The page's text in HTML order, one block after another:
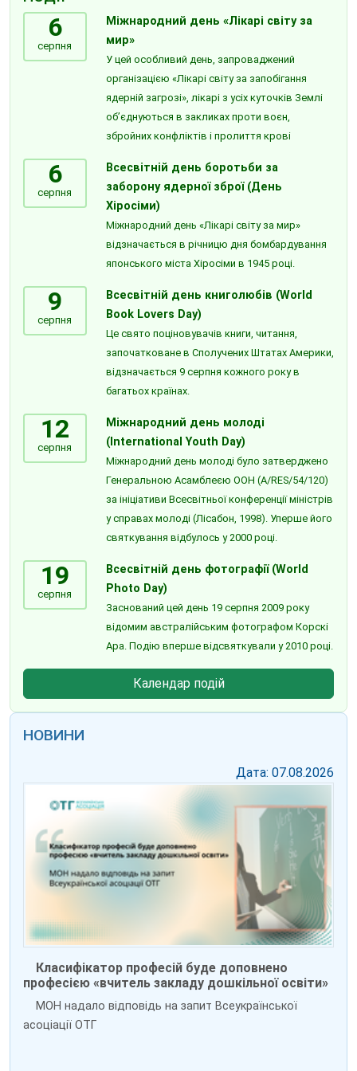
6
серпня
Міжнародний день «Лікарі світу за
мир»
У цей особливий день, запроваджений
організацією «Лікарі світу за запобігання
ядерній загрозі», лікарі з усіх куточків Землі
об’єднуються в закликах проти воєн,
збройних конфліктів і пролиття крові
6
серпня
Всесвітній день боротьби за
заборону ядерної зброї (День
Хіросіми)
Міжнародний день «Лікарі світу за мир»
відзначається в річницю дня бомбардування
японського міста Хіросіми в 1945 році.
9
серпня
Всесвітній день книголюбів (World
Book Lovers Day)
Це свято поціновувачів книги, читання,
започатковане в Сполучених Штатах Америки,
відзначається 9 серпня кожного року в
багатьох країнах.
12
серпня
Міжнародний день молоді
(International Youth Day)
Міжнародний день молоді було затверджено
Генеральною Асамблеєю ООН (A/RES/54/120)
за ініціативи Всесвітньої конференції міністрів
у справах молоді (Лісабон, 1998). Уперше його
святкування відбулось у 2000 році.
19
серпня
Всесвітній день фотографії (World
Photo Day)
Заснований цей день 19 серпня 2009 року
відомим австралійським фотографом Корскі
Ара. Подію вперше відсвяткували у 2010 році.
Календар подій
НОВИНИ
Дата: 07.08.2026
Класифікатор професій буде доповнено
професією «вчитель закладу дошкільної освіти»
МОН надало відповідь на запит Всеукраїнської
асоціації ОТГ